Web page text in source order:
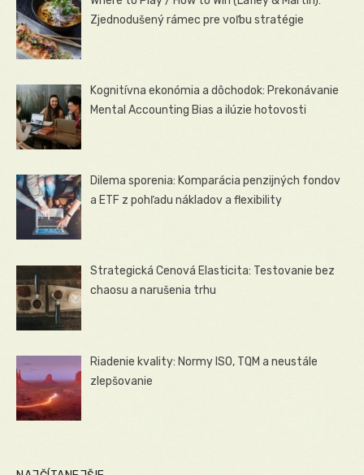
Zjednodušený rámec pre voľbu stratégie
Kognitívna ekonómia a dôchodok: Prekonávanie
Mental Accounting Bias a ilúzie hotovosti
Dilema sporenia: Komparácia penzijných fondov
a ETF z pohľadu nákladov a flexibility
Strategická Cenová Elasticita: Testovanie bez
chaosu a narušenia trhu
Riadenie kvality: Normy ISO, TQM a neustále
zlepšovanie